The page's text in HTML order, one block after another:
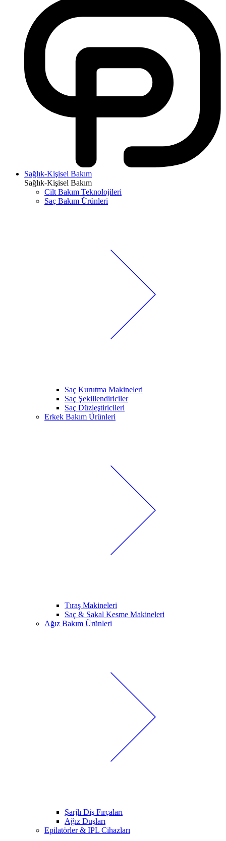
Sağlık-Kişisel Bakım
Sağlık-Kişisel Bakım
Cilt Bakım Teknolojileri
Saç Bakım Ürünleri
Saç Kurutma Makineleri
Saç Şekillendiriciler
Saç Düzleştiricileri
Erkek Bakım Ürünleri
Tıraş Makineleri
Saç & Sakal Kesme Makineleri
Ağız Bakım Ürünleri
Şarjlı Diş Fırçaları
Ağız Duşları
Epilatörler & IPL Cihazları